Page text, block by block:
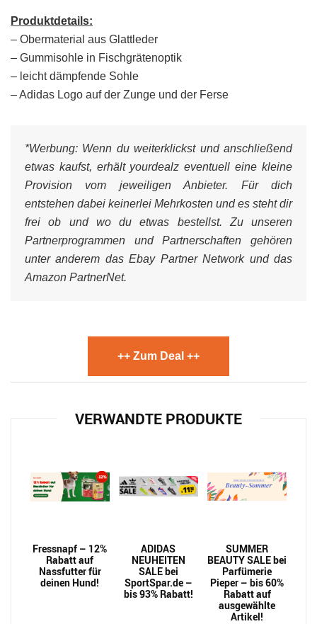
Produktdetails:
– Obermaterial aus Glattleder
– Gummisohle in Fischgrätenoptik
– leicht dämpfende Sohle
– Adidas Logo auf der Zunge und der Ferse
*Werbung: Wenn du weiterklickst und anschließend
etwas kaufst, erhält yourdealz eventuell eine kleine
Provision vom jeweiligen Anbieter. Für dich
entstehen dabei keinerlei Mehrkosten und es steht dir
frei ob und wo du etwas bestellst. Zu unseren
Partnerprogrammen und Partnerschaften gehören
unter anderem das Ebay Partner Network und das
Amazon PartnerNet.
++ Zum Deal ++
VERWANDTE PRODUKTE
Fressnapf – 12%
Rabatt auf
Nassfutter für
deinen Hund!
ADIDAS
NEUHEITEN
SALE bei
SportSpar.de –
bis 93% Rabatt!
SUMMER
BEAUTY SALE bei
Parfümerie
Pieper – bis 60%
Rabatt auf
ausgewählte
Artikel!